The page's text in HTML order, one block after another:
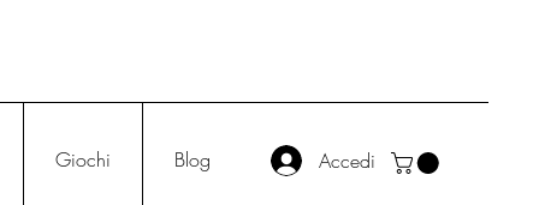
Giochi Blog Accedi